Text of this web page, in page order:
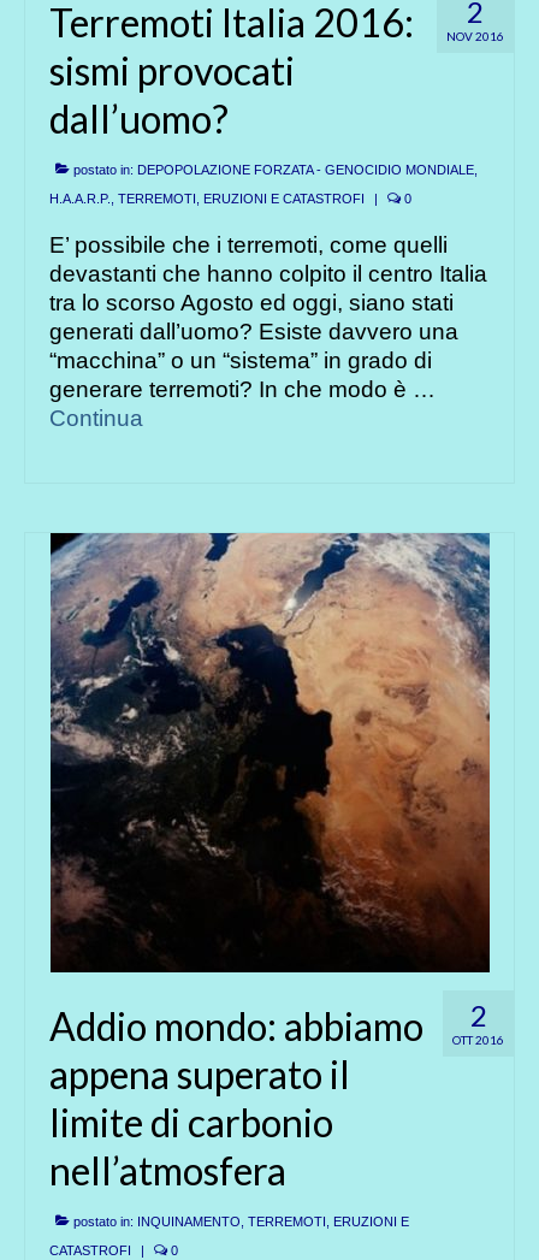
2
NOV 2016
Terremoti Italia 2016:
sismi provocati
dall’uomo?
postato in: DEPOPOLAZIONE FORZATA - GENOCIDIO MONDIALE
H.A.A.R.P.
TERREMOTI, ERUZIONI E CATASTROFI | 0
E’ possibile che i terremoti, come quelli
devastanti che hanno colpito il centro Italia
tra lo scorso Agosto ed oggi, siano stati
generati dall’uomo? Esiste davvero una
“macchina” o un “sistema” in grado di
generare terremoti? In che modo è …
Continua
2
OTT 2016
Addio mondo: abbiamo
appena superato il
limite di carbonio
nell’atmosfera
postato in: INQUINAMENTO TERREMOTI, ERUZIONI E
CATASTROFI
| 0